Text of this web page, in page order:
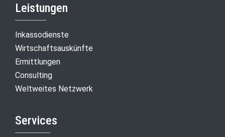
Leistungen
Inkassodienste
Wirtschaftsauskünfte
Ermittlungen
Consulting
Weltweites Netzwerk
Services